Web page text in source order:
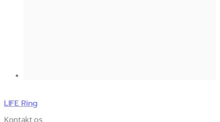
LIFE Ring
Kontakt os